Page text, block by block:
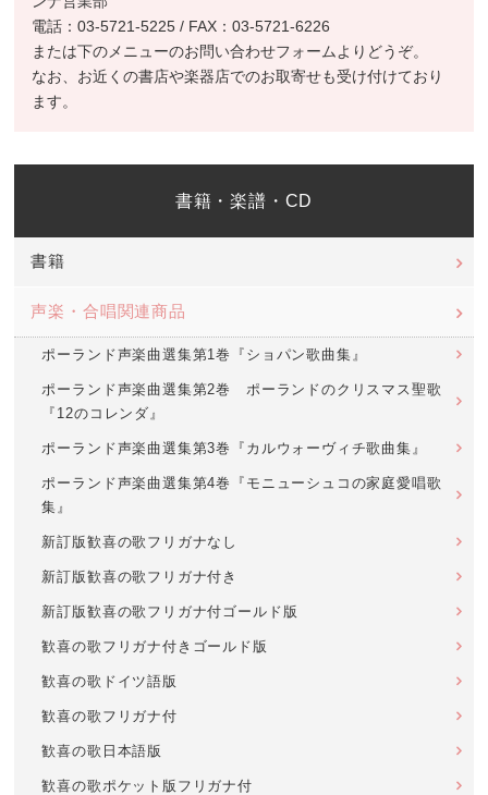
電話：03-5721-5225 / FAX：03-5721-6226
または下のメニューのお問い合わせフォームよりどうぞ。
なお、お近くの書店や楽器店でのお取寄せも受け付けており
ます。
書籍・楽譜・CD
書籍
声楽・合唱関連商品
ポーランド声楽曲選集第1巻『ショパン歌曲集』
ポーランド声楽曲選集第2巻 ポーランドのクリスマス聖歌
『12のコレンダ』
ポーランド声楽曲選集第3巻『カルウォーヴィチ歌曲集』
ポーランド声楽曲選集第4巻『モニューシュコの家庭愛唱歌
集』
新訂版歓喜の歌フリガナなし
新訂版歓喜の歌フリガナ付き
新訂版歓喜の歌フリガナ付ゴールド版
歓喜の歌フリガナ付きゴールド版
歓喜の歌ドイツ語版
歓喜の歌フリガナ付
歓喜の歌日本語版
歓喜の歌ポケット版フリガナ付